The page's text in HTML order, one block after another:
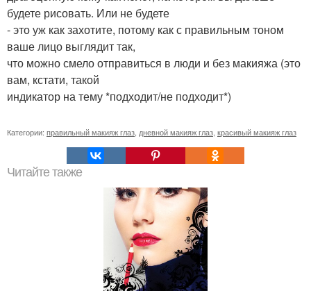
будете рисовать. Или не будете
- это уж как захотите, потому как с правильным тоном
ваше лицо выглядит так,
что можно смело отправиться в люди и без макияжа (это
вам, кстати, такой
индикатор на тему *подходит/не подходит*)
Категории: правильный макияж глаз дневной макияж глаз красивый макияж глаз
Читайте также